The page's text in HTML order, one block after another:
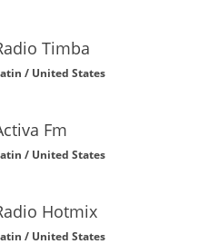
Timba
/ United States
Fm
/ United States
Hotmix
/ United States